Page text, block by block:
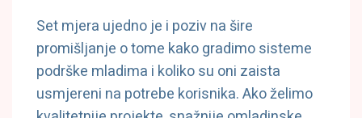
Set mjera ujedno je i poziv na šire
promišljanje o tome kako gradimo sisteme
podrške mladima i koliko su oni zaista
usmjereni na potrebe korisnika. Ako želimo